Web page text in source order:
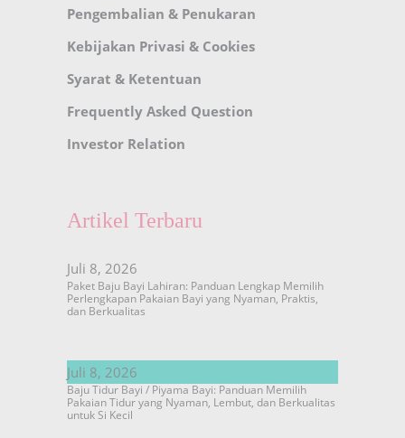
Pengembalian & Penukaran
Kebijakan Privasi & Cookies
Syarat & Ketentuan
Frequently Asked Question
Investor Relation
Artikel Terbaru
Juli 8, 2026
Paket Baju Bayi Lahiran: Panduan Lengkap Memilih
Perlengkapan Pakaian Bayi yang Nyaman, Praktis,
dan Berkualitas
Juli 8, 2026
Baju Tidur Bayi / Piyama Bayi: Panduan Memilih
Pakaian Tidur yang Nyaman, Lembut, dan Berkualitas
untuk Si Kecil